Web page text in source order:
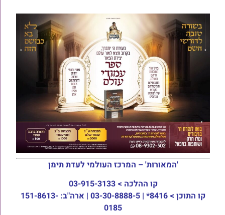
'המאורות' – המרכז העולמי לעדת תימן
קו ההלכה > 03-915-3133
קו התוכן >
8416* | 03-30-8888-5 | ארה"ב: 151-8613-
0185